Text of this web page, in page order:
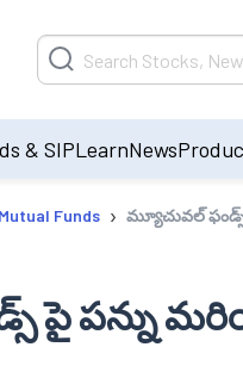
& SIPLearnNews
Mutual Funds › మ్యూచువల్
పై పన్ను